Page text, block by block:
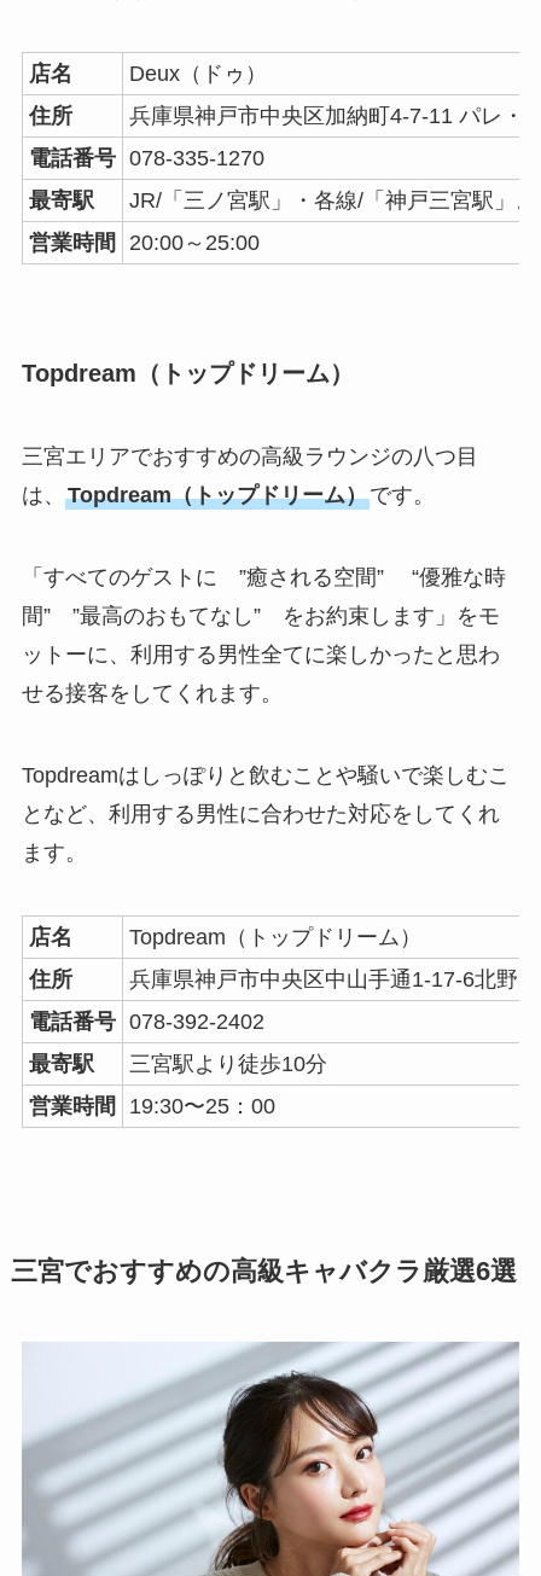
店名
Deux（ドゥ）
住所
兵庫県神戸市中央区加納町4-7-11 パレ・
電話番号 078-335-1270
最寄駅
JR/「三ノ宮駅」・各線/「神戸三宮駅」
営業時間
20:00～25:00
Topdream（トップドリーム）
三宮エリアでおすすめの高級ラウンジの八つ目
は、 Topdream（トップドリーム）です。
「すべてのゲストに ”癒される空間” “優雅な時
間” ”最高のおもてなし” をお約束します」をモ
ットーに、利用する男性全てに楽しかったと思わ
せる接客をしてくれます。
Topdreamはしっぽりと飲むことや騒いで楽しむこ
となど、利用する男性に合わせた対応をしてくれ
ます。
店名
Topdream（トップドリーム）
住所
兵庫県神戸市中央区中山手通1-17-6北野
電話番号 078-392-2402
最寄駅
三宮駅より徒歩10分
営業時間
19:30〜25：00
三宮でおすすめの高級キャバクラ厳選6選